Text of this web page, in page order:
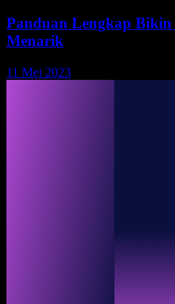
Panduan Lengkap Bikin
Menarik
11 Mei 2023